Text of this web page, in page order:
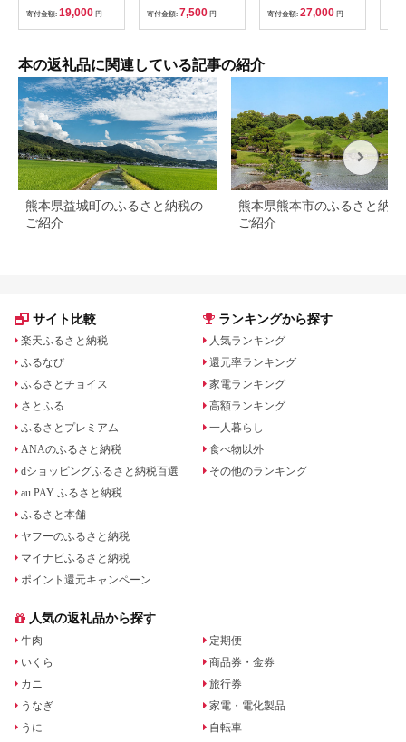
本 セット ギフト 贈答
品 文京区 東京都
寄付金額: 19,000 円 寄付金額: 7,500 円
｜しちだ 七田式 子供
教育 本 物語 絵本 絵
本ギフト SC-11
寄付金額: 27,000 円
本の返礼品に関連している記事の紹介
熊本県益城町のふるさと納税の
ご紹介
熊本県熊本市のふるさと納税
ご紹介
サイト比較
楽天ふるさと納税
ふるなび
ふるさとチョイス
さとふる
ふるさとプレミアム
ANAのふるさと納税
dショッピングふるさと納税百選
au PAY ふるさと納税
ふるさと本舗
ヤフーのふるさと納税
マイナビふるさと納税
ポイント還元キャンペーン
ランキングから探す
人気ランキング
還元率ランキング
家電ランキング
高額ランキング
一人暮らし
食べ物以外
その他のランキング
人気の返礼品から探す
牛肉
いくら
カニ
うなぎ
うに
定期便
商品券・金券
旅行券
家電・電化製品
自転車